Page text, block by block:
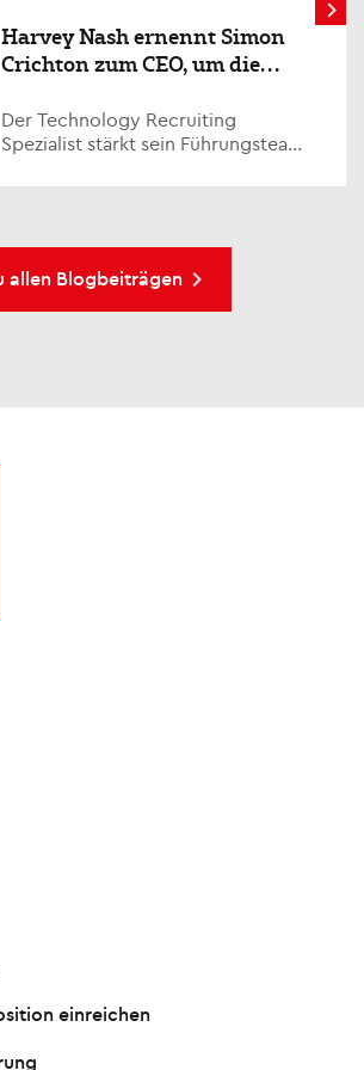
Bereichen Qualitätsmanagement
(QA)/Testing (24 %) und
Harvey Nash ernennt Simon
Crichton zum CEO, um die
voranzutreiben
Der Technology Recruiting
Spezialist stärkt sein Führungsteam
allen Blogbeiträgen
einreichen